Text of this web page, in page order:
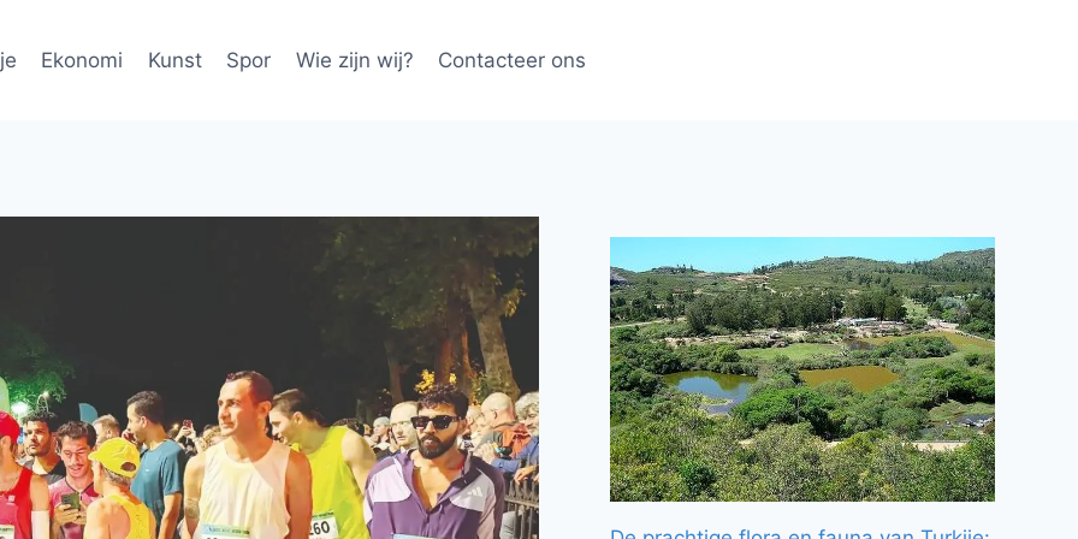
Ekonomi Kunst Spor Wie zijn wij? Contacteer ons